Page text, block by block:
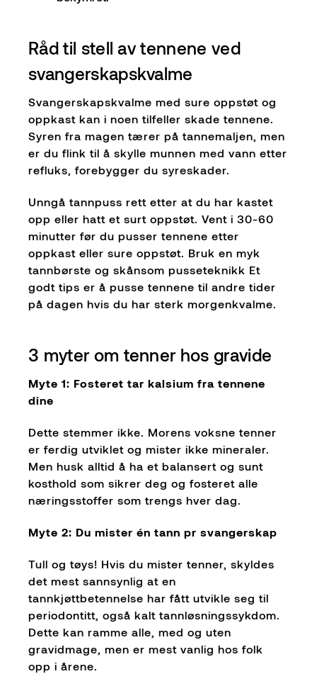
Råd til stell av tennene ved
svangerskapskvalme
Svangerskapskvalme med sure oppstøt og
oppkast kan i noen tilfeller skade tennene.
Syren fra magen tærer på tannemaljen, men
er du flink til å skylle munnen med vann etter
refluks, forebygger du syreskader.
Unngå tannpuss rett etter at du har kastet
opp eller hatt et surt oppstøt. Vent i 30-60
minutter før du pusser tennene etter
oppkast eller sure oppstøt. Bruk en myk
tannbørste og skånsom pusseteknikk Et
godt tips er å pusse tennene til andre tider
på dagen hvis du har sterk morgenkvalme.
3 myter om tenner hos gravide
Myte 1: Fosteret tar kalsium fra tennene
dine
Dette stemmer ikke. Morens voksne tenner
er ferdig utviklet og mister ikke mineraler.
Men husk alltid å ha et balansert og sunt
kosthold som sikrer deg og fosteret alle
næringsstoffer som trengs hver dag.
Myte 2: Du mister én tann pr svangerskap
Tull og tøys! Hvis du mister tenner, skyldes
det mest sannsynlig at en
tannkjøttbetennelse har fått utvikle seg til
periodontitt, også kalt tannløsningssykdom.
Dette kan ramme alle, med og uten
gravidmage, men er mest vanlig hos folk
opp i årene.